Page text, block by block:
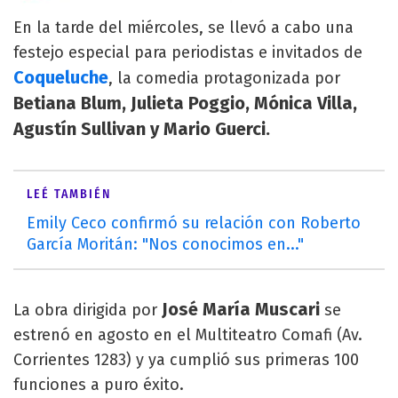
En la tarde del miércoles, se llevó a cabo una
festejo especial para periodistas e invitados de
Coqueluche, la comedia protagonizada por
Betiana Blum, Julieta Poggio, Mónica Villa,
Agustín Sullivan y Mario Guerci.
LEÉ TAMBIÉN
Emily Ceco confirmó su relación con Roberto
García Moritán: "Nos conocimos en..."
La obra dirigida por José María Muscari se
estrenó en agosto en el Multiteatro Comafi (Av.
Corrientes 1283) y ya cumplió sus primeras 100
funciones a puro éxito.